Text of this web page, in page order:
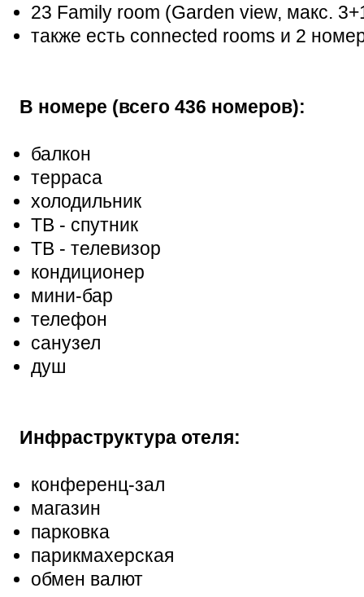
23 Family room (Garden view, макс.
также есть connected rooms и 2
В номере (всего 436 номеров):
балкон
терраса
холодильник
ТВ - спутник
ТВ - телевизор
кондиционер
мини-бар
телефон
санузел
душ
Инфраструктура отеля:
конференц-зал
магазин
парковка
парикмахерская
обмен валют